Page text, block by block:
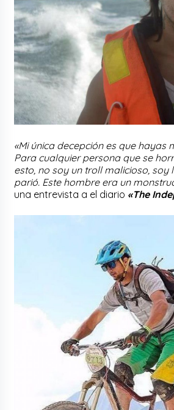
«Mi única decepción es que hayas
Para cualquier persona que se
esto, no soy un troll malicioso, soy
parió. Este hombre era un
una entrevista a el diario «The